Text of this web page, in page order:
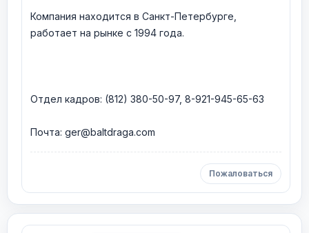
Компания находится в Санкт-Петербурге,
работает на рынке с 1994 года.
Отдел кадров: (812) 380-50-97, 8-921-945-65-63
Почта: ger@baltdraga.com
Пожаловаться